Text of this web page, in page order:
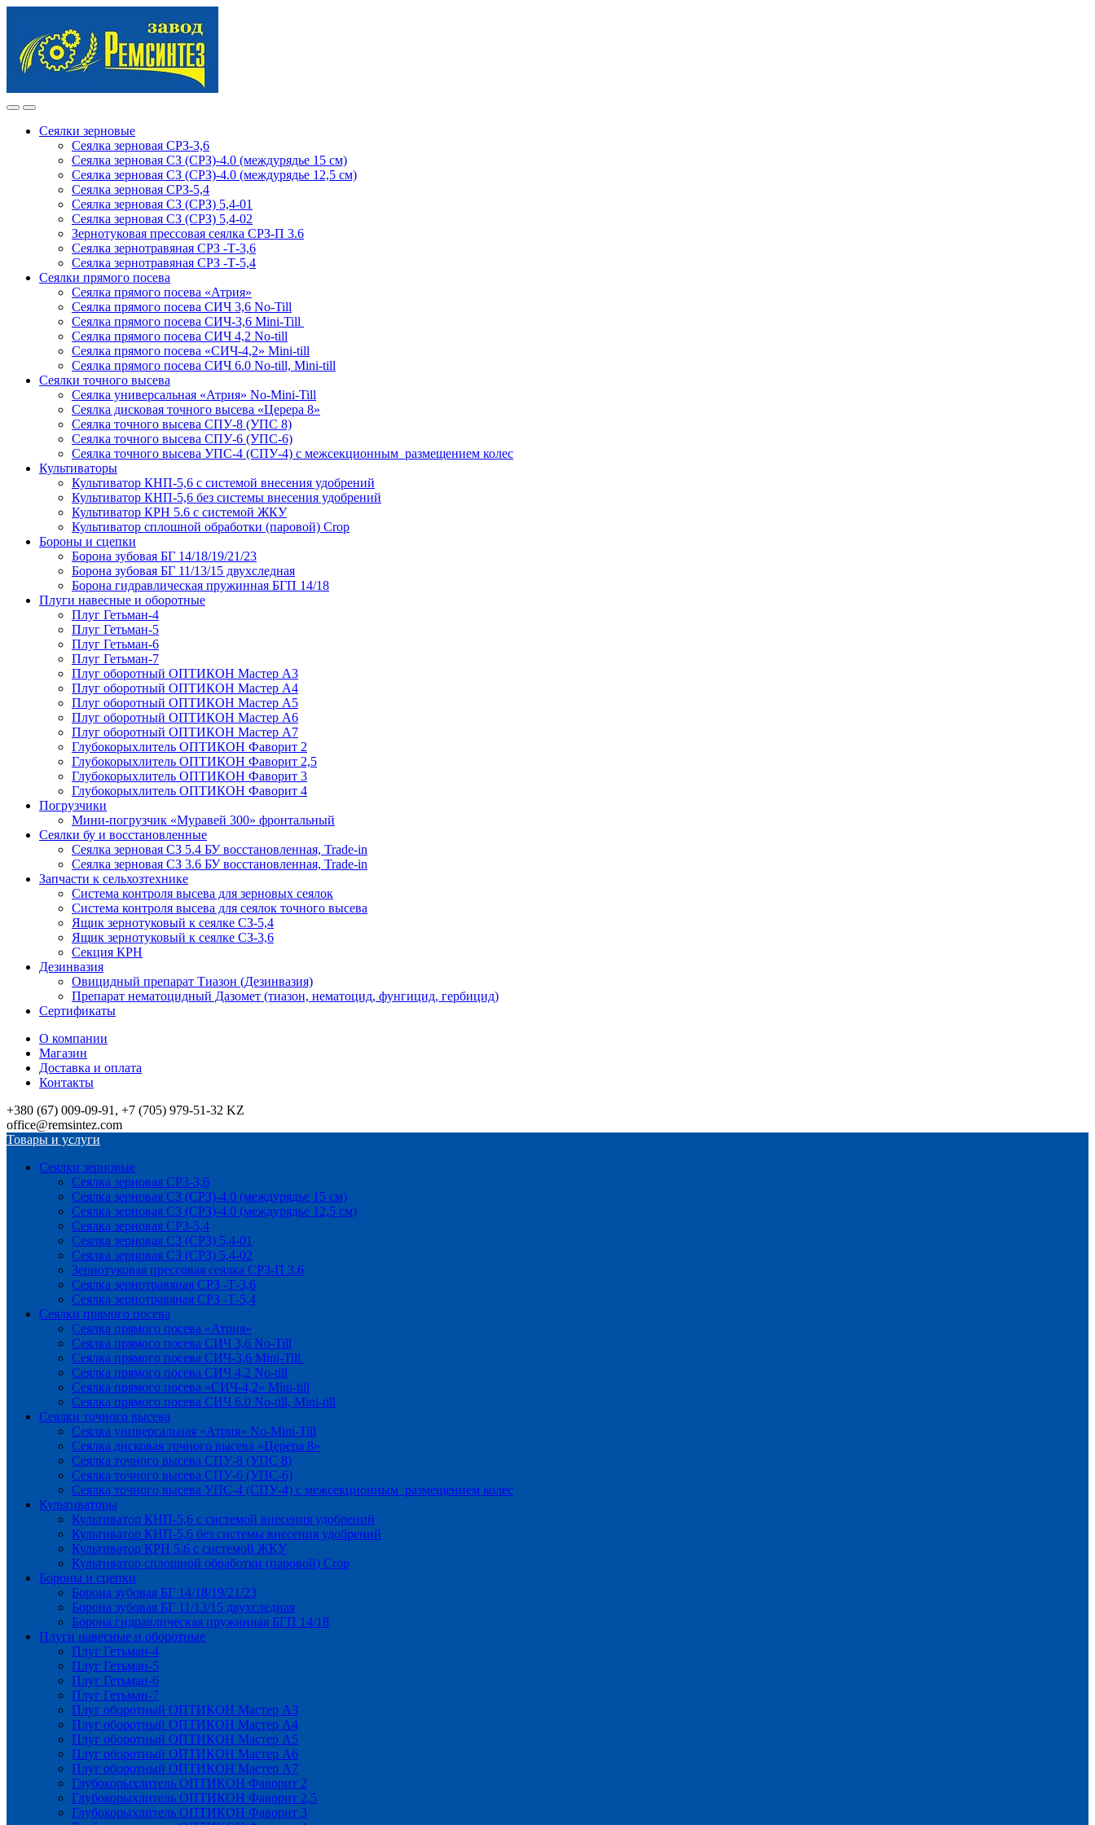
navigation
content
Сеялки зерновые
Сеялка зерновая СРЗ-3,6
Сеялка зерновая СЗ (СРЗ)-4.0 (междурядье 15 см)
Сеялка зерновая СЗ (СРЗ)-4.0 (междурядье 12,5 см)
Сеялка зерновая СРЗ-5,4
Сеялка зерновая СЗ (СРЗ) 5,4-01
Сеялка зерновая СЗ (СРЗ) 5,4-02
Зернотуковая прессовая сеялка СРЗ-П 3.6
Сеялка зернотравяная СРЗ -Т-3,6
Сеялка зернотравяная СРЗ -Т-5,4
Сеялки прямого посева
Сеялка прямого посева «Атрия»
Сеялка прямого посева СИЧ 3,6 No-Till
Сеялка прямого посева СИЧ-3,6 Mini-Till
Сеялка прямого посева СИЧ 4,2 No-till
Сеялка прямого посева «СИЧ-4,2» Mini-till
Сеялка прямого посева СИЧ 6.0 No-till, Mini-till
Сеялки точного высева
Сеялка универсальная «Атрия» No-Mini-Till
Сеялка дисковая точного высева «Церера 8»
Сеялка точного высева СПУ-8 (УПС 8)
Сеялка точного высева СПУ-6 (УПС-6)
Сеялка точного высева УПС-4 (СПУ-4) с межсекционным размещением колес
Культиваторы
Культиватор КНП-5,6 с системой внесения удобрений
Культиватор КНП-5,6 без системы внесения удобрений
Культиватор КРН 5.6 с системой ЖКУ
Культиватор сплошной обработки (паровой) Crop
Бороны и сцепки
Борона зубовая БГ 14/18/19/21/23
Борона зубовая БГ 11/13/15 двухследная
Борона гидравлическая пружинная БГП 14/18
Плуги навесные и оборотные
Плуг Гетьман-4
Плуг Гетьман-5
Плуг Гетьман-6
Плуг Гетьман-7
Плуг оборотный ОПТИКОН Мастер А3
Плуг оборотный ОПТИКОН Мастер А4
Плуг оборотный ОПТИКОН Мастер А5
Плуг оборотный ОПТИКОН Мастер А6
Плуг оборотный ОПТИКОН Мастер А7
Глубокорыхлитель ОПТИКОН Фаворит 2
Глубокорыхлитель ОПТИКОН Фаворит 2,5
Глубокорыхлитель ОПТИКОН Фаворит 3
Глубокорыхлитель ОПТИКОН Фаворит 4
Погрузчики
Мини-погрузчик «Муравей 300» фронтальный
Сеялки бу и восстановленные
Сеялка зерновая СЗ 5.4 БУ восстановленная, Trade-in
Сеялка зерновая СЗ 3.6 БУ восстановленная, Trade-in
Запчасти к сельхозтехнике
Система контроля высева для зерновых сеялок
Система контроля высева для сеялок точного высева
Ящик зернотуковый к сеялке СЗ-5,4
Ящик зернотуковый к сеялке СЗ-3,6
Секция КРН
Дезинвазия
Овицидный препарат Тиазон (Дезинвазия)
Препарат нематоцидный Дазомет (тиазон, нематоцид, фунгицид, гербицид)
Сертификаты
О компании
Магазин
Доставка и оплата
Контакты
+380 (67) 009-09-91, +7 (705) 979-51-32 KZ
office@remsintez.com
Товары и услуги
Сеялки зерновые
Сеялка зерновая СРЗ-3,6
Сеялка зерновая СЗ (СРЗ)-4.0 (междурядье 15 см)
Сеялка зерновая СЗ (СРЗ)-4.0 (междурядье 12,5 см)
Сеялка зерновая СРЗ-5,4
Сеялка зерновая СЗ (СРЗ) 5,4-01
Сеялка зерновая СЗ (СРЗ) 5,4-02
Зернотуковая прессовая сеялка СРЗ-П 3.6
Сеялка зернотравяная СРЗ -Т-3,6
Сеялка зернотравяная СРЗ -Т-5,4
Сеялки прямого посева
Сеялка прямого посева «Атрия»
Сеялка прямого посева СИЧ 3,6 No-Till
Сеялка прямого посева СИЧ-3,6 Mini-Till
Сеялка прямого посева СИЧ 4,2 No-till
Сеялка прямого посева «СИЧ-4,2» Mini-till
Сеялка прямого посева СИЧ 6.0 No-till, Mini-till
Сеялки точного высева
Сеялка универсальная «Атрия» No-Mini-Till
Сеялка дисковая точного высева «Церера 8»
Сеялка точного высева СПУ-8 (УПС 8)
Сеялка точного высева СПУ-6 (УПС-6)
Сеялка точного высева УПС-4 (СПУ-4) с межсекционным размещением колес
Культиваторы
Культиватор КНП-5,6 с системой внесения удобрений
Культиватор КНП-5,6 без системы внесения удобрений
Культиватор КРН 5.6 с системой ЖКУ
Культиватор сплошной обработки (паровой) Crop
Бороны и сцепки
Борона зубовая БГ 14/18/19/21/23
Борона зубовая БГ 11/13/15 двухследная
Борона гидравлическая пружинная БГП 14/18
Плуги навесные и оборотные
Плуг Гетьман-4
Плуг Гетьман-5
Плуг Гетьман-6
Плуг Гетьман-7
Плуг оборотный ОПТИКОН Мастер А3
Плуг оборотный ОПТИКОН Мастер А4
Плуг оборотный ОПТИКОН Мастер А5
Плуг оборотный ОПТИКОН Мастер А6
Плуг оборотный ОПТИКОН Мастер А7
Глубокорыхлитель ОПТИКОН Фаворит 2
Глубокорыхлитель ОПТИКОН Фаворит 2,5
Глубокорыхлитель ОПТИКОН Фаворит 3